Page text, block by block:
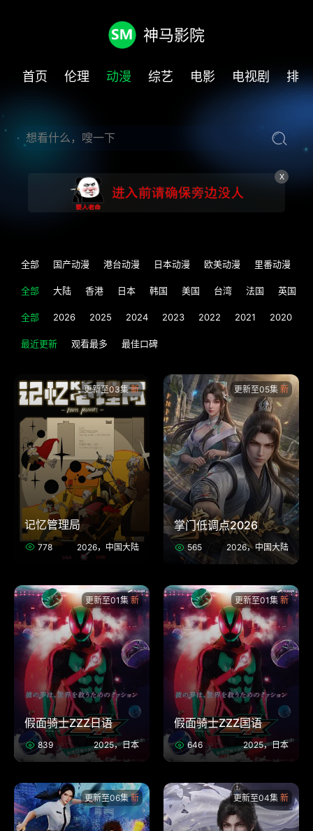
神马影院
首页 伦理 动漫 综艺 电影 电视剧 排
X
全部 国产动漫 港台动漫 日本动漫 欧美动漫 里番动漫
全部 大陆 香港 日本 韩国 美国 台湾 法国 英国
全部 2026 2025 2024 2023 2022 2021 2020
最近更新 观看最多 最佳口碑
更新至03集
记忆管理局
778 2026，中国大陆
更新至05集
掌门低调点2026
565 2026，中国大陆
更新至01集
假面骑士ZZZ日语
839 2025，日本
更新至01集
假面骑士ZZZ国语
646 2025，日本
更新至06集 更新至04集